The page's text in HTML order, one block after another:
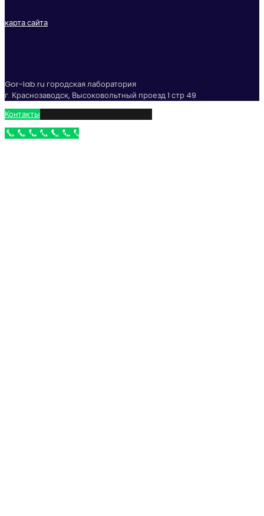
карта сайта
Gor-lab.ru городская лаборатория
г. Краснозаводск, Высоковольтный проезд 1 стр 49
Контакты
Бесплатный звонок